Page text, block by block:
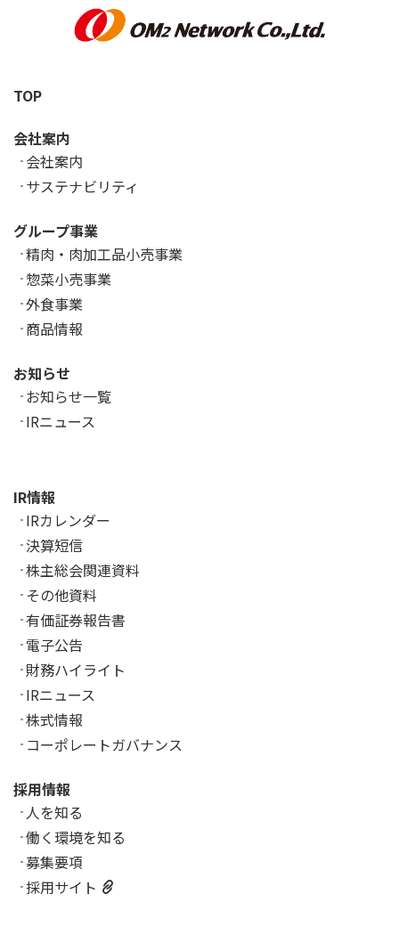
TOP
会社案内
会社案内
サステナビリティ
グループ事業
精肉・肉加工品小売事業
惣菜小売事業
外食事業
商品情報
お知らせ
お知らせ一覧
IRニュース
IR情報
IRカレンダー
決算短信
株主総会関連資料
その他資料
有価証券報告書
電子公告
財務ハイライト
IRニュース
株式情報
コーポレートガバナンス
採用情報
人を知る
働く環境を知る
募集要項
採用サイト